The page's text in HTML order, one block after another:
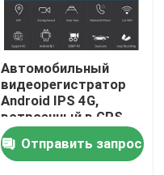
Автомобильный
видеорегистратор
Android IPS 4G,
встроенный в GPS-
навигатор, WIFI,
удаленный
видеорегистратор
Отправить запрос